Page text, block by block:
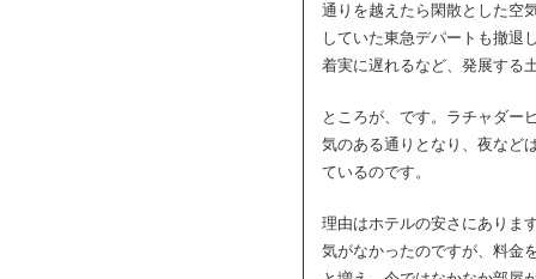
通りを越えたら閑散とした空
していた東急デパートも撤退
着実に遅れるなど、発展する
ところが、です。ラチャダー
気のある通りとなり、夜など
ているのです。
理由はホテルの安さにありま
気がなかったのですが、料金